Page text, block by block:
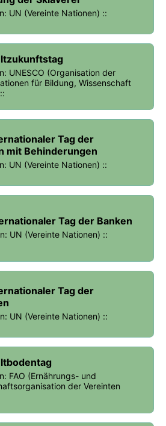
UN (Vereinte Nationen) ::
UNESCO (Organisation der
für Bildung, Wissenschaft
Tag der
mit Behinderungen
UN (Vereinte Nationen) ::
Tag der Banken
UN (Vereinte Nationen) ::
Tag der
UN (Vereinte Nationen) ::
FAO (Ernährungs- und
der Vereinten